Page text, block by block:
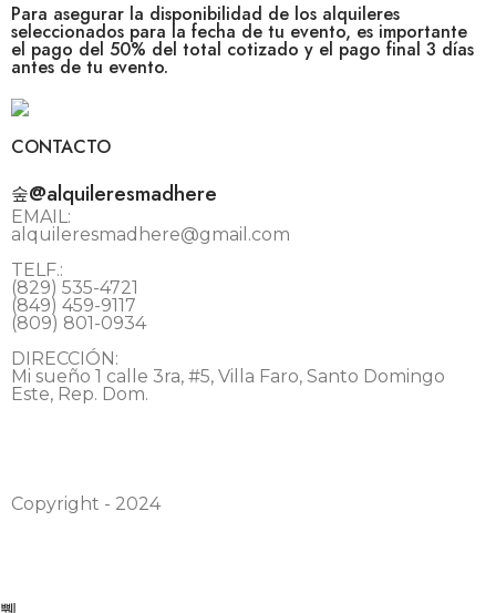
Para asegurar la disponibilidad de los alquileres
seleccionados para la fecha de tu evento, es importante
el pago del 50% del total cotizado y el pago final 3 días
antes de tu evento.
CONTACTO
@alquileresmadhere
EMAIL:
alquileresmadhere@gmail.com
TELF.:
(829) 535-4721
(849) 459-9117
(809) 801-0934
DIRECCIÓN:
Mi sueño 1 calle 3ra, #5, Villa Faro, Santo Domingo
Este, Rep. Dom.
Copyright - 2024